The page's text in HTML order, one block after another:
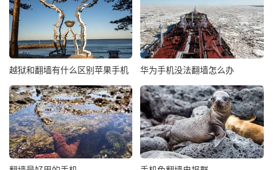
越狱和翻墙有什么区别苹果手机 华为手机没法翻墙怎么办